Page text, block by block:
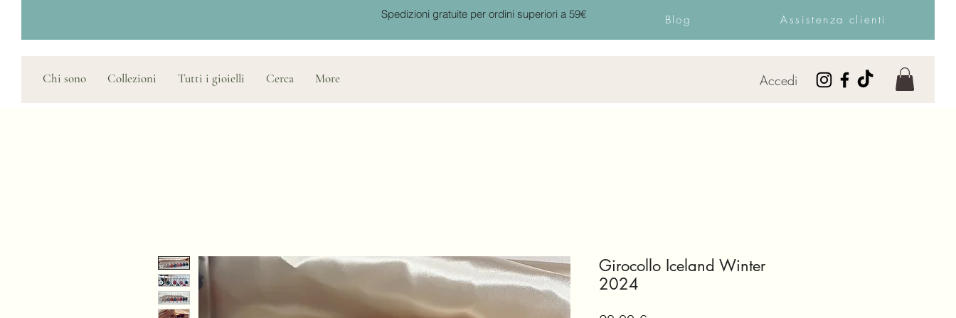
Blog Assistenza clienti
Spedizioni gratuite per ordini superiori a 59€
Chi sono Collezioni Tutti i gioielli Cerca More Accedi
Girocollo Iceland Winter
2024